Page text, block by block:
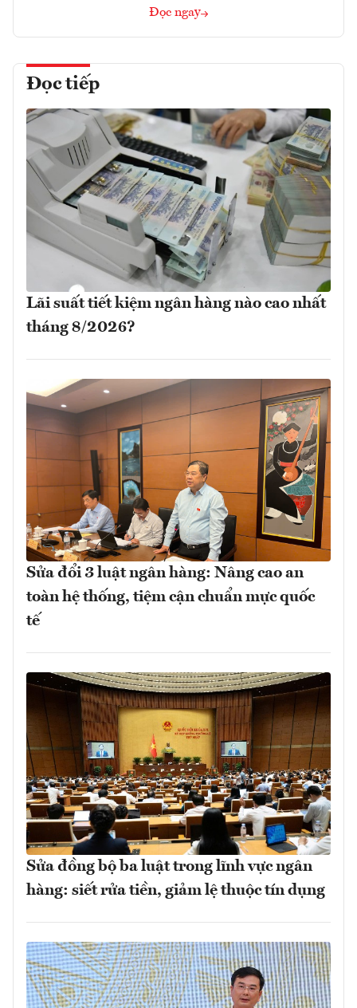
Đọc ngay
Đọc tiếp
Lãi suất tiết kiệm ngân hàng nào cao nhất
tháng 8/2026?
Sửa đổi 3 luật ngân hàng: Nâng cao an
toàn hệ thống, tiệm cận chuẩn mực quốc
tế
Sửa đồng bộ ba luật trong lĩnh vực ngân
hàng: siết rửa tiền, giảm lệ thuộc tín dụng